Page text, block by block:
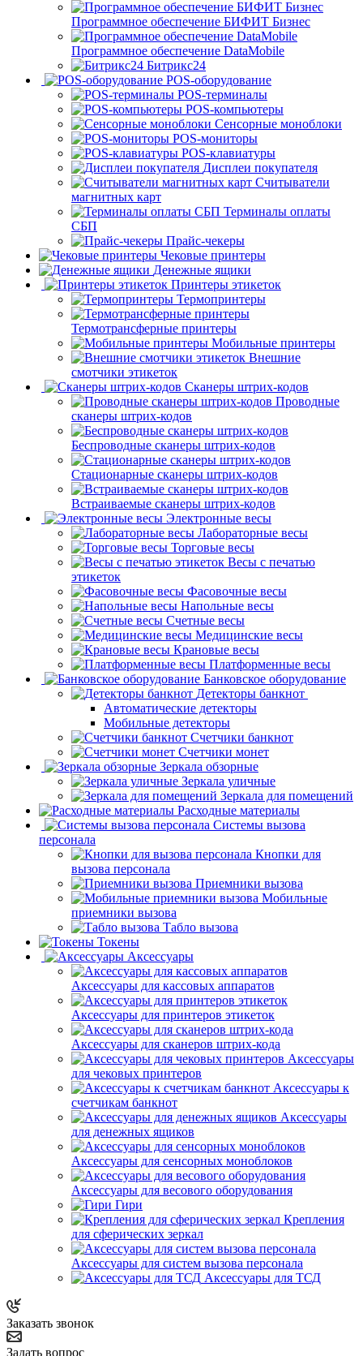
Программное обеспечение БИФИТ Бизнес
Программное обеспечение DataMobile
Битрикс24
POS-оборудование
POS-терминалы
POS-компьютеры
Сенсорные моноблоки
POS-мониторы
POS-клавиатуры
Дисплеи покупателя
Считыватели
магнитных карт
Терминалы оплаты
СБП
Прайс-чекеры
Чековые принтеры
Денежные ящики
Принтеры этикеток
Термопринтеры
Термотрансферные принтеры
Мобильные принтеры
Внешние
смотчики этикеток
Сканеры штрих-кодов
Проводные
сканеры штрих-кодов
Беспроводные сканеры штрих-кодов
Стационарные сканеры штрих-кодов
Встраиваемые сканеры штрих-кодов
Электронные весы
Лабораторные весы
Торговые весы
Весы с печатью
этикеток
Фасовочные весы
Напольные весы
Счетные весы
Медицинские весы
Крановые весы
Платформенные весы
Банковское оборудование
Детекторы банкнот
Автоматические детекторы
Мобильные детекторы
Счетчики банкнот
Счетчики монет
Зеркала обзорные
Зеркала уличные
Зеркала для помещений
Расходные материалы
Системы вызова
персонала
Кнопки для
вызова персонала
Приемники вызова
Мобильные
приемники вызова
Табло вызова
Токены
Аксессуары
Аксессуары для кассовых аппаратов
Аксессуары для принтеров этикеток
Аксессуары для сканеров штрих-кода
Аксессуары
для чековых принтеров
Аксессуары к
счетчикам банкнот
Аксессуары
для денежных ящиков
Аксессуары для сенсорных моноблоков
Аксессуары для весового оборудования
Гири
Крепления
для сферических зеркал
Аксессуары для систем вызова персонала
Аксессуары для ТСД
Заказать звонок
Задать вопрос